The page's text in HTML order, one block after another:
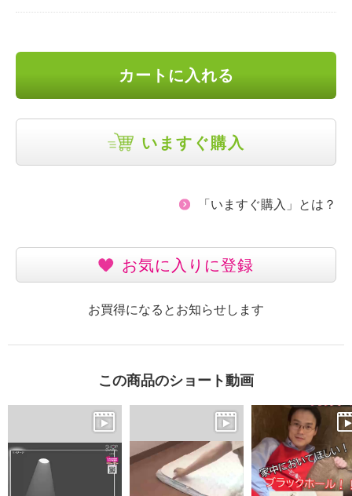
カートに入れる
いますぐ購入
「いますぐ購入」とは？
お気に入りに登録
お買得になるとお知らせします
この商品のショート動画